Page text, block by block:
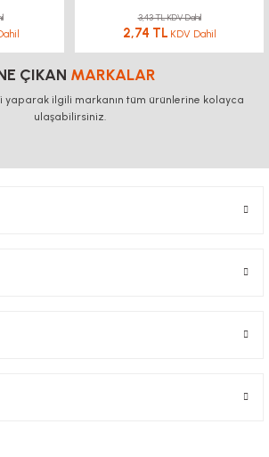
3,43 TL KDV Dahil
2,74 TL KDV Dahil
ÇIKAN MARKALAR
yaparak ilgili markanın tüm ürünlerine kolayca
ulaşabilirsiniz.